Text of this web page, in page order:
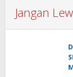
Jangan